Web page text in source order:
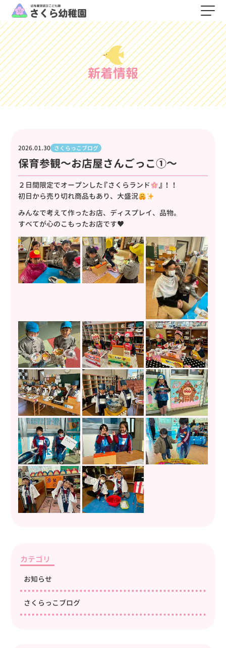
新着情報
2026.01.30 さくらっこブログ
保育参観～お店屋さんごっこ①～
２日間限定でオープンした『さくらランド
』！！
初日から売り切れ商品もあり、大盛況
みんなで考えて作ったお店、ディスプレイ、品物。
すべてが心のこもったお店です♥️
カテゴリ
お知らせ
さくらっこブログ